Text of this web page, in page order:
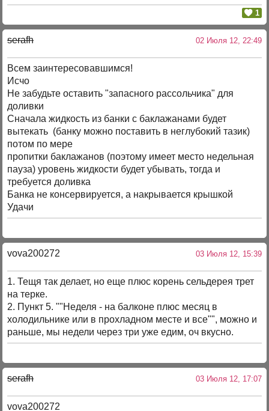
1
serafh 02 Июля 12, 22:49
Всем заинтересовавшимся!
Исчо
Не забудьте оставить "запасного рассольчика" для
доливки
Сначала жидкость из банки с баклажанами будет
вытекать (банку можно поставить в неглубокий тазик)
потом по мере
пропитки баклажанов (поэтому имеет место недельная
пауза) уровень жидкости будет убывать, тогда и
требуется доливка
Банка не консервируется, а накрывается крышкой
Удачи
vova200272 03 Июля 12, 15:39
1. Тещя так делает, но еще плюс корень сельдерея трет
на терке.
2. Пункт 5. ""Неделя - на балконе плюс месяц в
холодильнике или в прохладном месте и все"", можно и
раньше, мы недели через три уже едим, оч вкусно.
serafh 03 Июля 12, 17:07
vova200272